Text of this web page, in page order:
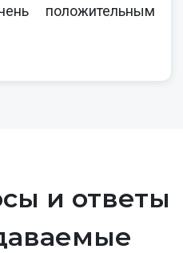
положительным
и ответы